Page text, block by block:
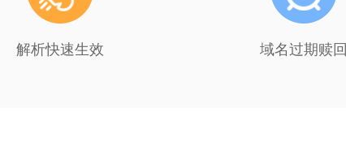
解析快速生效 域名过期赎回